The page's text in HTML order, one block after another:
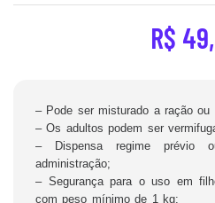
R$
– Pode ser misturado a ração ou
– Os adultos podem ser
– Dispensa regime prévio
administração;
– Segurança para o uso em
com peso mínimo de 1 kg;